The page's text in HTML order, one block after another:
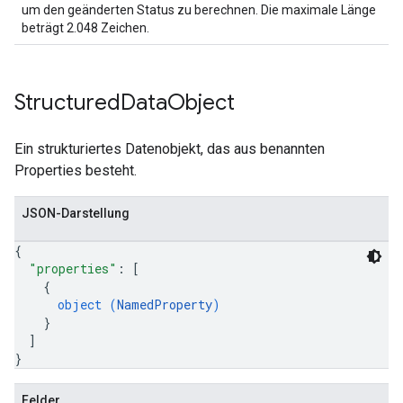
um den geänderten Status zu berechnen. Die maximale Länge
beträgt 2.048 Zeichen.
StructuredDataObject
Ein strukturiertes Datenobjekt, das aus benannten
Properties besteht.
JSON-Darstellung
{
"properties" :
[
{
object (NamedProperty)
}
]
}